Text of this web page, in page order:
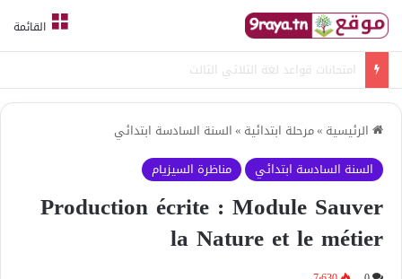
القائمة
امتحانات قواعد لغة الثلاثي الثالث
الرئيسية »مرحلة ابتدائية »السنة السادسة ابتدائي
السنة السادسة ابتدائي
مناظرة السيزيام
Production écrite : Module Sauver
la Nature et le métier